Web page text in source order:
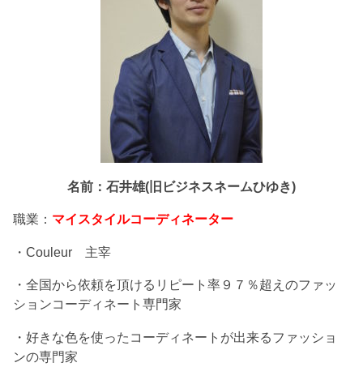
名前：石井雄(旧ビジネスネームひゆき)
職業： マイスタイルコーディネーター
・Couleur 主宰
・全国から依頼を頂けるリピート率９７％超えのファッ
ションコーディネート専門家
・好きな色を使ったコーディネートが出来るファッショ
ンの専門家